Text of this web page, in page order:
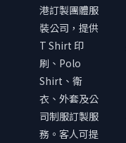
港訂製團體服
裝公司，提供
T Shirt 印
刷、Polo
Shirt、衛
衣、外套及公
司制服訂製服
務。客人可提